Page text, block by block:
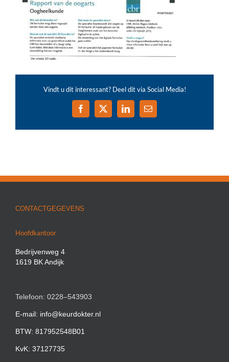
Vindt u dit interessant? Deel dit via Social Media!
Facebook
X LinkedIn
E-
CONTACTGEGEVENS
Hoofdkantoor
Bedrijvenweg 4
1619 BK Andijk
Telefoon: 0228–543903
E-mail: info@keurdokter.nl
BTW: 817952548B01
KvK: 37127735